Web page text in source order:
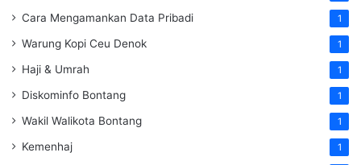
Cara Mengamankan Data Pribadi 1
Warung Kopi Ceu Denok 1
Haji & Umrah 1
Diskominfo Bontang 1
Wakil Walikota Bontang 1
Kemenhaj 1